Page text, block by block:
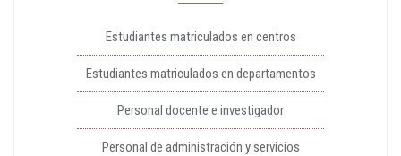
Estudiantes matriculados en centros
Estudiantes matriculados en departamentos
Personal docente e investigador
Personal de administración y servicios